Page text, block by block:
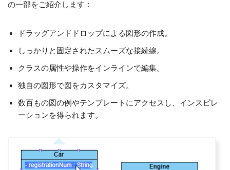
の一部をご紹介します：
ドラッグアンドドロップによる図形の作成。
しっかりと固定されたスムーズな接続線。
クラスの属性や操作をインラインで編集。
独自の図形で図をカスタマイズ。
数百もの図の例やテンプレートにアクセスし、インスピレ
ーションを得られます。